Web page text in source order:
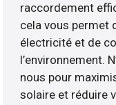
raccordement
cela vous permet
électricité et de
l’environnement.
nous pour
solaire et réduire